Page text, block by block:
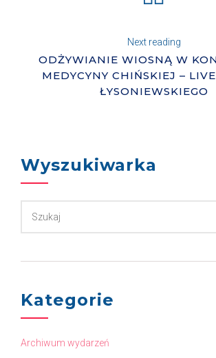
Next reading
ODŻYWIANIE WIOSNĄ W
MEDYCYNY CHIŃSKIEJ –
ŁYSONIEWSKIEGO
Wyszukiwarka
Kategorie
Archiwum wydarzeń